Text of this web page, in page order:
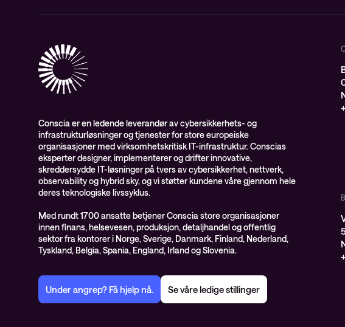
Conscia er en ledende leverandør av cybersikkerhets- og
infrastrukturløsninger og tjenester for store europeiske
organisasjoner med virksomhetskritisk IT-infrastruktur. Conscias
eksperter designer, implementerer og drifter innovative,
skreddersydde IT-løsninger på tvers av cybersikkerhet, nettverk,
observability og hybrid sky, og vi støtter kundene våre gjennom hele
deres teknologiske livssyklus.
Med rundt 1700 ansatte betjener Conscia store organisasjoner
innen finans, helsevesen, produksjon, detaljhandel og offentlig
sektor fra kontorer i Norge, Sverige, Danmark, Finland, Nederland,
Tyskland, Belgia, Spania, England, Irland og Slovenia.
Under angrep? Få hjelp nå. Se våre ledige stillinger